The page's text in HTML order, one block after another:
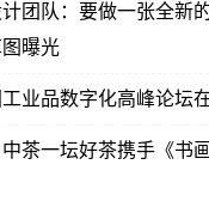
团队：要做一张全新
曝光
业品数字化高峰论坛
茶一坛好茶携手《书